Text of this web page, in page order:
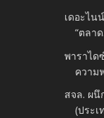
เดอะไน
“ตลาด
พาราได
ความ
สจล. ผนึ
(ประเ